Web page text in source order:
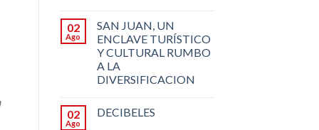
02
Ago
SAN JUAN, UN
ENCLAVE TURÍSTICO
Y CULTURAL RUMBO
A LA
DIVERSIFICACION
02
Ago
DECIBELES